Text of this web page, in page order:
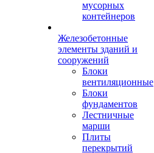
мусорных
контейнеров
Железобетонные
элементы зданий и
сооружений
Блоки
вентиляционные
Блоки
фундаментов
Лестничные
марши
Плиты
перекрытий